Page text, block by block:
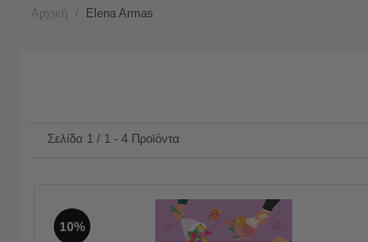
Αρχική / Elena Armas
Σελίδα 1 / 1 - 4 Προϊόντα
10%